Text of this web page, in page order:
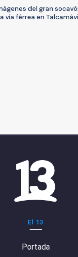
del gran
vía férrea en
El 13
Portada